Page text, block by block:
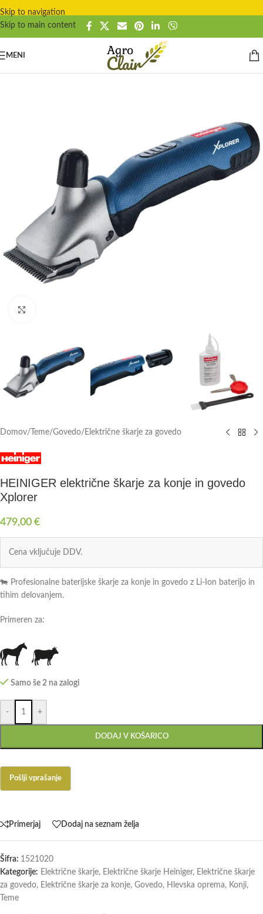
Skip to navigation
Skip to main content
MENI
Domov/ Teme/Govedo/ Električne škarje za govedo
HEINIGER električne škarje za konje in govedo
Xplorer
479,00 €
Cena vključuje DDV.
🐄 Profesionalne baterijske škarje za konje in govedo z Li-Ion baterijo in
tihim delovanjem.
Primeren za:
Samo še 2 na zalogi
- +
DODAJ V KOŠARICO
Primerjaj Dodaj na seznam želja
Šifra: 1521020
Kategorije: Električne škarje, Električne škarje Heiniger, Električne škarje
za govedo, Električne škarje za konje, Govedo, Hlevska oprema, Konji,
Teme